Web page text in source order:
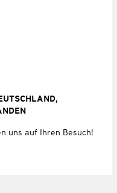
uns auf Ihren Besuch!